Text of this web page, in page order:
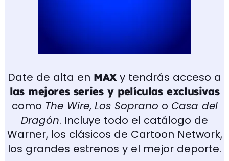
Date de alta en MAXy tendrás acceso a
las mejores series y películas exclusivas
como The Wire, Los Soprano o Casa del
Dragón. Incluye todo el catálogo de
Warner, los clásicos de Cartoon Network,
los grandes estrenos y el mejor deporte.